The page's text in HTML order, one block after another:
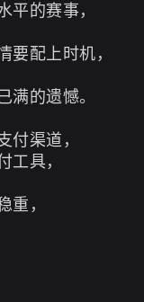
平的赛事，
要配上时机，
满的遗憾。
付渠道，
工具，
重，